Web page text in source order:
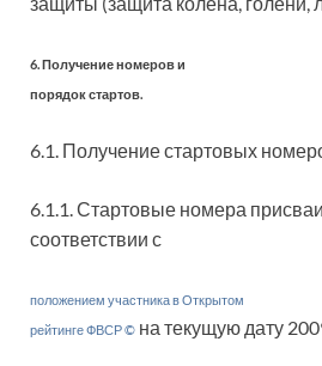
6. Получение номеров и
порядок стартов.
6.1. Получение стартовых
6.1.1. Стартовые номера
соответствии с
положением участника в Открытом
рейтинге ФВСР © на текущую дату